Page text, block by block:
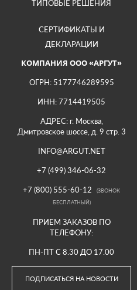
ТИПОВЫЕ РЕШЕНИЯ
СЕРТИФИКАТЫ И
ДЕКЛАРАЦИИ
КОМПАНИЯ ООО «АРГУТ»
ОГРН: 5177746289595
ИНН: 7714419505
АДРЕС: г. Москва,
Дмитровское шоссе, д. 9 стр. 3
INFO@ARGUT.NET
+7 (499) 346-06-32
+7 (800) 555-60-12
(ЗВОНОК
БЕСПЛАТНЫЙ)
ПРИЕМ ЗАКАЗОВ ПО
ТЕЛЕФОНУ:
ПН-ПТ С 8.30 ДО 17.00
ПОДПИСАТЬСЯ НА НОВОСТИ